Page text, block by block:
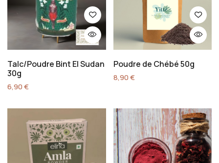
Talc/Poudre Bint El Sudan
30g
6,90€
Poudre de Chébé 50g
8,90€